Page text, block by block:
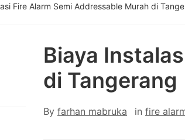
Fire Alarm Semi Addressable Murah di
Biaya
di Tangerang
By farhan mabruka in fire